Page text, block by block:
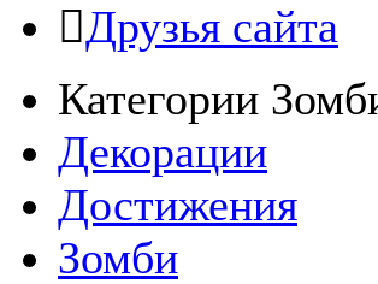
Друзья сайта
Категории
Декорации
Достижения
Зомби